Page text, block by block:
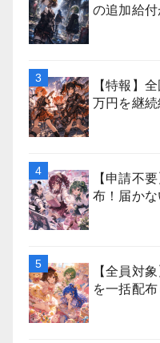
の追加給付
【特報】
万円を継続
【申請不
布！届か
【全員対
を一括配布